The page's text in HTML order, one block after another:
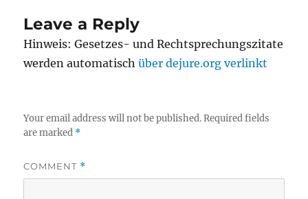
Leave a Reply
Hinweis: Gesetzes- und Rechtsprechungszitate
werden automatischüber dejure.org verlinkt
Your email address will not be published. Required fields
are marked *
COMMENT *